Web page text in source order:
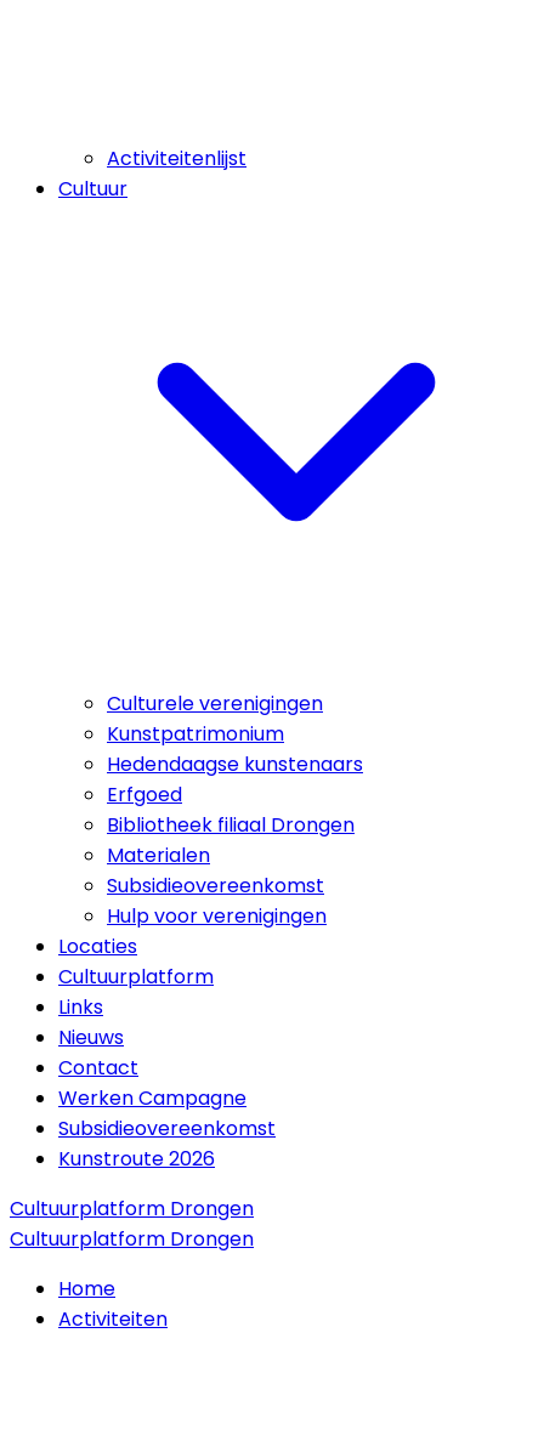
Activiteitenlijst
Cultuur
Culturele verenigingen
Kunstpatrimonium
Hedendaagse kunstenaars
Erfgoed
Bibliotheek filiaal Drongen
Materialen
Subsidieovereenkomst
Hulp voor verenigingen
Locaties
Cultuurplatform
Links
Nieuws
Contact
Werken Campagne
Subsidieovereenkomst
Kunstroute 2026
Cultuurplatform Drongen
Cultuurplatform Drongen
Home
Activiteiten